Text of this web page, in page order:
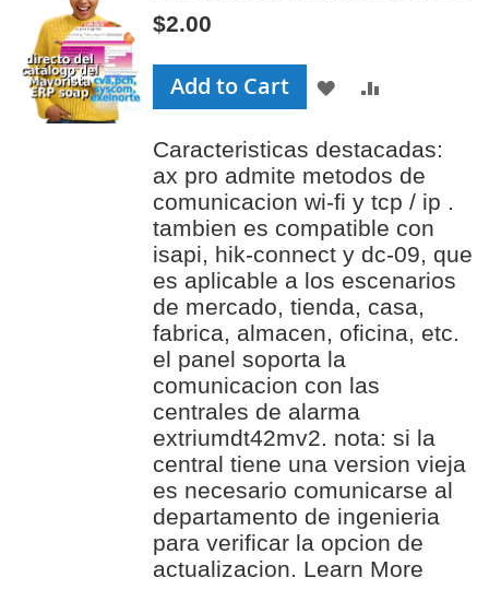
$2.00
Add to Cart
ADD
WISH
LIST
Caracteristicas destacadas:
ax pro admite metodos de
comunicacion wi-fi y tcp / ip .
tambien es compatible con
isapi, hik-connect y dc-09, que
es aplicable a los escenarios
de mercado, tienda, casa,
fabrica, almacen, oficina, etc.
el panel soporta la
comunicacion con las
centrales de alarma
extriumdt42mv2. nota: si la
central tiene una version vieja
es necesario comunicarse al
departamento de ingenieria
para verificar la opcion de
actualizacion. Learn More